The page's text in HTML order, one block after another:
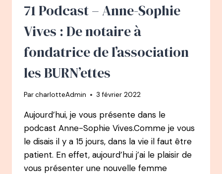
–
À
ACCOMPAGNATRICE
PARENTALE
71 Podcast – Anne-Sophie
Vives : De notaire à
fondatrice de l’association
les BURN’ettes
ParcharlotteAdmin 3 février 2022
Aujourd’hui, je vous présente dans le
podcast Anne-Sophie Vives.Comme je vous
le disais il y a 15 jours, dans la vie il faut être
patient. En effet, aujourd’hui j’ai le plaisir de
vous présenter une nouvelle femme